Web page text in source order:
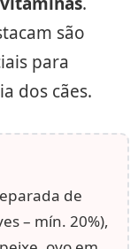
são
para
dos cães.
de
– mín. 20%),